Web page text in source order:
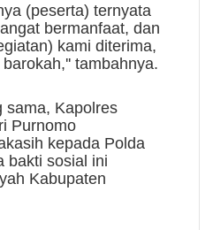
(peserta) ternyata
bermanfaat, dan
kami diterima,
tambahnya.
sama, Kapolres
Purnomo
kepada Polda
bakti sosial ini
Kabupaten